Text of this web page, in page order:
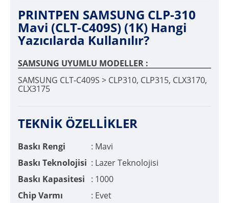
PRINTPEN SAMSUNG CLP-310
Mavi (CLT-C409S) (1K) Hangi
Yazıcılarda Kullanılır?
SAMSUNG UYUMLU MODELLER :
SAMSUNG CLT-C409S > CLP310, CLP315, CLX3170,
CLX3175
TEKNİK ÖZELLİKLER
Baskı Rengi
: Mavi
Baskı Teknolojisi : Lazer Teknolojisi
Baskı Kapasitesi
: 1000
Chip Varmı
: Evet